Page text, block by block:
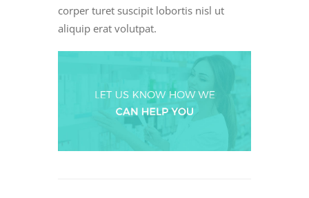
corper turet suscipit lobortis nisl ut
aliquip erat volutpat.